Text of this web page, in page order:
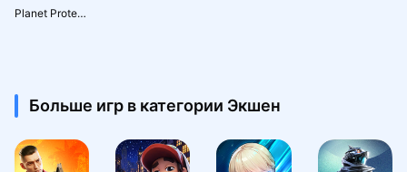
Planet Protect Squad PvP & PvE
Больше игр в категории Экшен